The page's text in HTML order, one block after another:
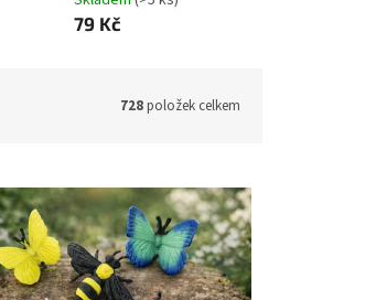
79 Kč
728položek celkem